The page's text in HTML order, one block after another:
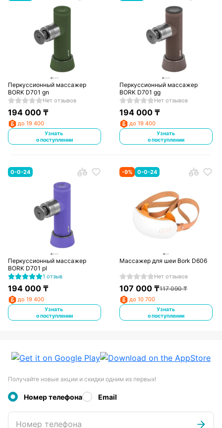
Перкуссионный массажер
BORK D701 gn
Нет отзывов
194 000₸
до 19 400
Узнать
о поступлении
Перкуссионный массажер
BORK D701 gg
Нет отзывов
194 000 ₸
до 19 400
Узнать
о поступлении
0-0-24
Перкуссионный массажер
BORK D701 pl
1 отзыв
194 000₸
до 19 400
Узнать
о поступлении
-9% 0-0-24
Массажер для шеи Bork D606
Нет отзывов
107 000 ₸117 090₸
до 10 700
Узнать
о поступлении
Получайте новые акции и скидки одним из первых!
Номер телефона Email
Номер телефона